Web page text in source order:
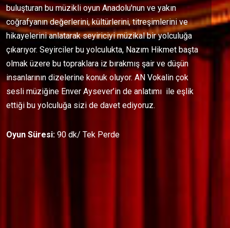
buluşturan bu müzikli oyun Anadolu'nun ve yakın
coğrafyanın değerlerini, kültürlerini, titreşimlerini ve
hikayelerini anlatarak seyiriciyi müzikal bir yolculuğa
çıkarıyor. Seyirciler bu yolculukta, Nazım Hikmet başta
olmak üzere bu topraklara iz bırakmış şair ve düşün
insanlarının dizelerine konuk oluyor. AN Vokalin çok
sesli müziğine Enver Aysever’in de anlatımı ile eşlik
ettiği bu yolculuğa sizi de davet ediyoruz.
Oyun Süresi: 90 dk/ Tek Perde